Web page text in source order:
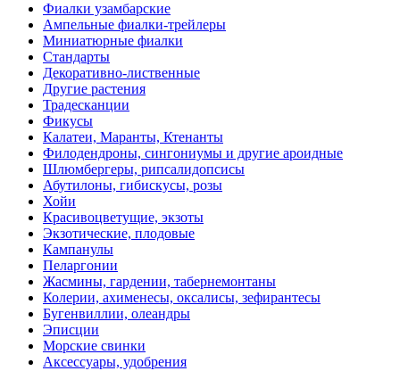
Фиалки узамбарские
Ампельные фиалки-трейлеры
Миниатюрные фиалки
Стандарты
Декоративно-лиственные
Другие растения
Традесканции
Фикусы
Калатеи, Маранты, Ктенанты
Филодендроны, сингониумы и другие ароидные
Шлюмбергеры, рипсалидопсисы
Абутилоны, гибискусы, розы
Хойи
Красивоцветущие, экзоты
Экзотические, плодовые
Кампанулы
Пеларгонии
Жасмины, гардении, табернемонтаны
Колерии, ахименесы, оксалисы, зефирантесы
Бугенвиллии, олеандры
Эписции
Морские свинки
Аксессуары, удобрения